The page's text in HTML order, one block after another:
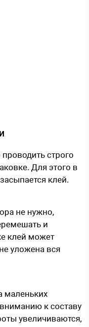
строго
Для этого в
клей.
не нужно,
и
клей может
уложена вся
маленьких
к составу
увеличиваются,